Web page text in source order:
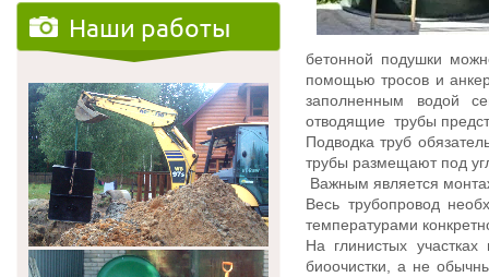
бетонной подушки
помощью тросов и
заполненным водой
отводящие трубы
Подводка труб
трубы размещают под
Важным является
Весь трубопровод
температурами
На глинистых
биоочистки, а не
Наши работы